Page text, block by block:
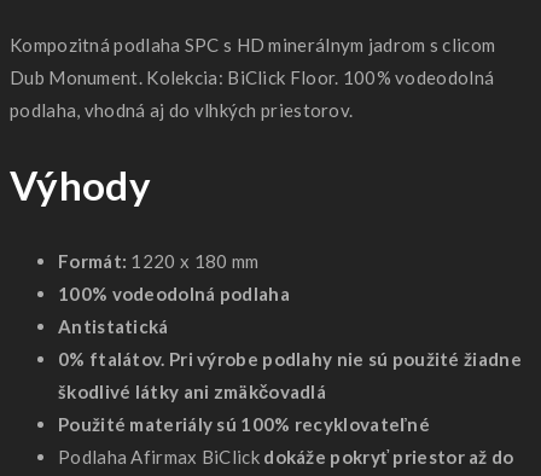
Kompozitná podlaha SPC s HD minerálnym jadrom s clicom
Dub Monument. Kolekcia: BiClick Floor. 100% vodeodolná
podlaha, vhodná aj do vlhkých priestorov.
Výhody
Formát: 1220 x 180 mm
100% vodeodolná podlaha
Antistatická
0% ftalátov. Pri výrobe podlahy nie sú použité žiadne
škodlivé látky ani zmäkčovadlá
Použité materiály sú 100% recyklovateľné
Podlaha Afirmax BiClick dokáže pokryť priestor až do